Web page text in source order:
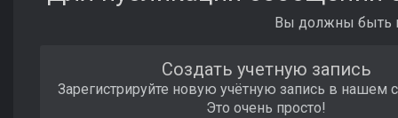
Вы должны быть
Создать учетную запись
Зарегистрируйте новую учётную запись в нашем
Это очень просто!